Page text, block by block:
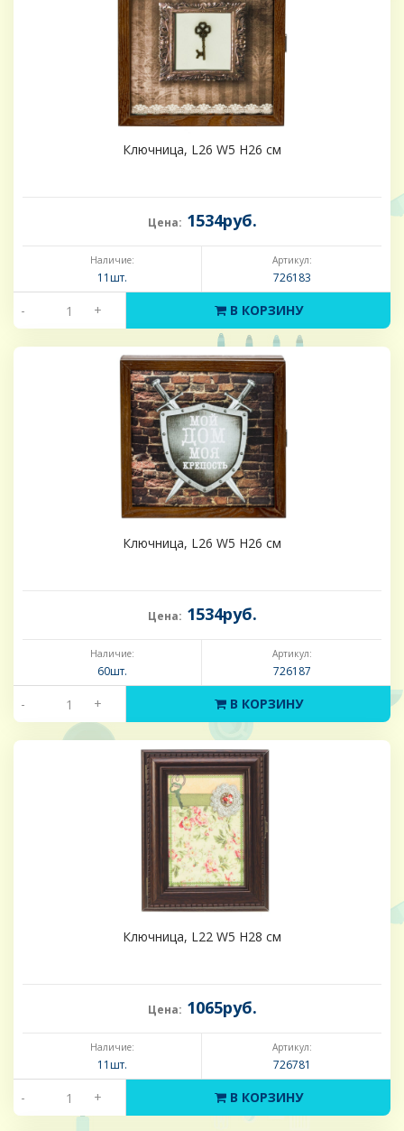
Ключница, L26 W5 H26 см
Цена: 1534руб.
Наличие:
11шт.
Артикул:
726183
- + В КОРЗИНУ
Ключница, L26 W5 H26 см
Цена: 1534руб.
Наличие:
60шт.
Артикул:
726187
- + В КОРЗИНУ
Ключница, L22 W5 H28 см
Цена: 1065руб.
Наличие:
11шт.
Артикул:
726781
- + В КОРЗИНУ